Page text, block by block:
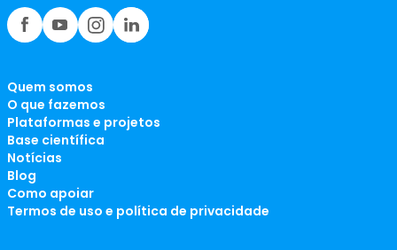
Quem somos
O que fazemos
Plataformas e projetos
Base científica
Notícias
Blog
Como apoiar
Termos de uso e política de privacidade